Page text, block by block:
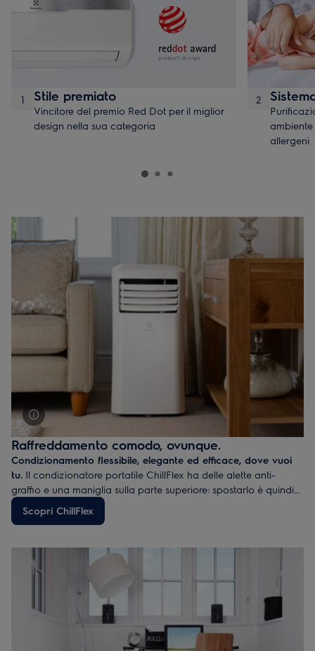
1 Stile premiato
Vincitore del premio Red Dot per il miglior
design nella sua categoria
2
allergeni
Raffreddamento comodo, ovunque.
Condizionamento flessibile, elegante ed efficace, dove vuoi
tu. Il condizionatore portatile ChillFlex ha delle alette anti-
graffio e una maniglia sulla parte superiore: spostarlo è quindi
un gioco da ragazzi. Inoltre, il sensore all'interno del
telecomando mantiene la temperatura ideale a prescindere dal
ottenere un livello di comodità ottimale.
Scopri ChillFlex